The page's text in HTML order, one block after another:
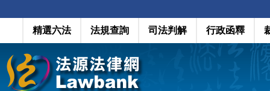
精選六法 法規查詢 司法判解 行政函釋